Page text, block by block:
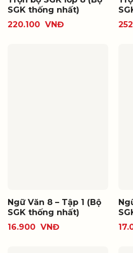
SGK thống nhất)
220.100 VNĐ
Ngữ Văn 8 – Tập 1 (Bộ
SGK thống nhất)
16.900 VNĐ